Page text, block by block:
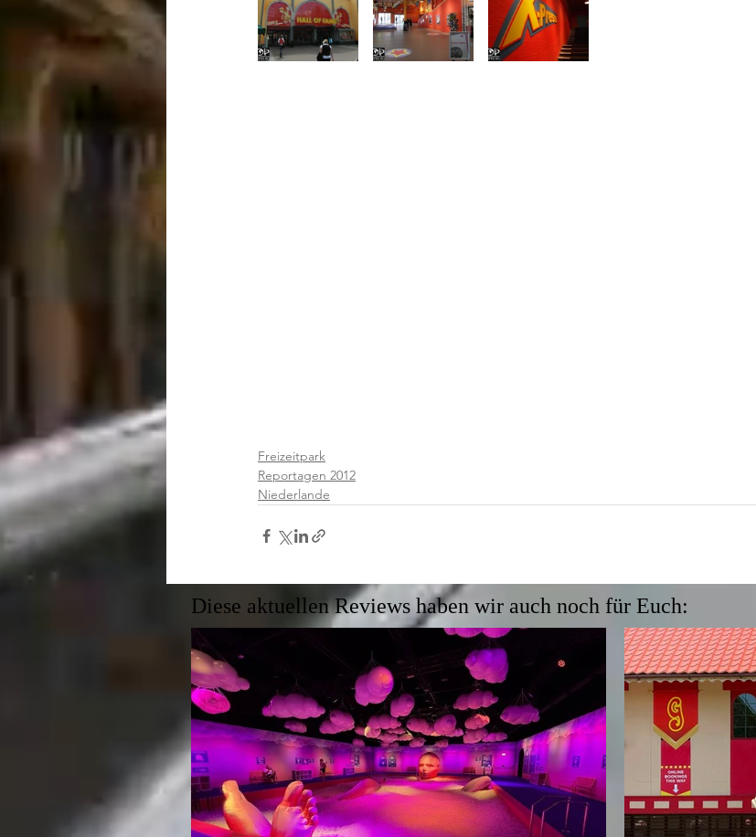
Freizeitpark
Reportagen 2012
Niederlande
Diese aktuellen Reviews haben wir auch noch für Euch: